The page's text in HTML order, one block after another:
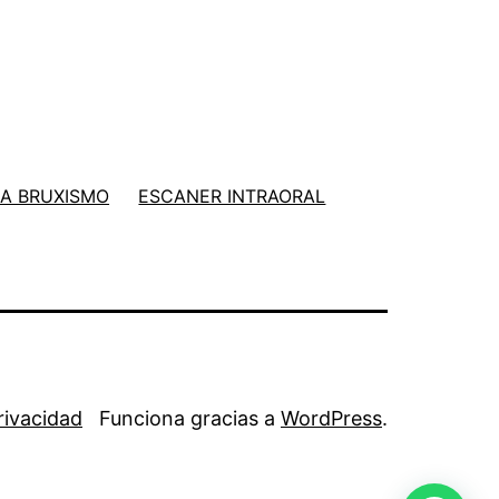
BRUXISMO ESCANER INTRAORAL
Funciona gracias a WordPress.